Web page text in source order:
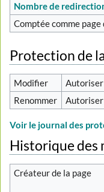
Nombre de
Comptée comme page
Protection de
Modifier
Renommer
Voir le journal des
Historique des
Créateur de la page